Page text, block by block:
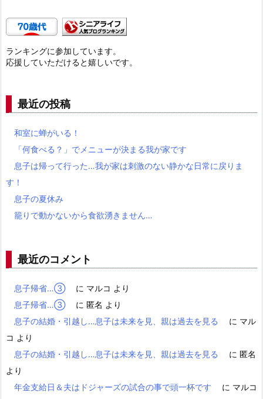
ランキングに参加しています。
応援していただけると嬉しいです。
最近の投稿
和室に蝉がいる！
「何食べる？」でメニューが決まる我が家です
息子は帰って行った…我が家は刺激のない静かな日常に戻りま
す！
息子の夏休み
籠りで動かないから食欲湧きません…
最近のコメント
息子帰省…③ に マルコ より
息子帰省…③
に 匿名 より
息子の結婚・引越し…息子は未来を見、親は過去を見る
に マル
コ より
息子の結婚・引越し…息子は未来を見、親は過去を見る
に 匿名
より
年金支給日＆夫はドジャーズの試合の事で頭一杯です
に マルコ